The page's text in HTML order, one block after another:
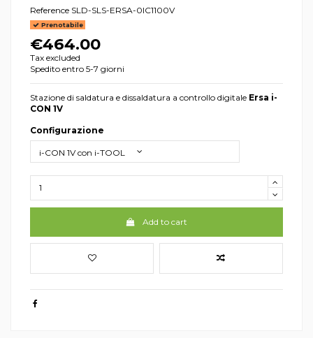
Reference SLD-SLS-ERSA-0IC1100V
Prenotabile
€464.00
Tax excluded
Spedito entro 5-7 giorni
Stazione di saldatura e dissaldatura a controllo digitale Ersa i-
CON 1V
Configurazione
Add to cart